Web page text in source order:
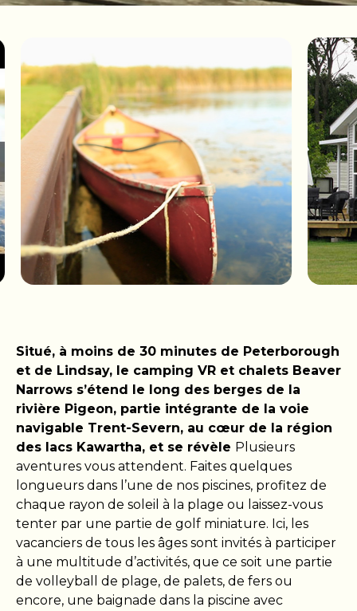
Situé, à moins de 30 minutes de Peterborough
et de Lindsay, le camping VR et chalets Beaver
Narrows s’étend le long des berges de la
rivière Pigeon, partie intégrante de la voie
navigable Trent-Severn, au cœur de la région
des lacs Kawartha, et se révèle Plusieurs
aventures vous attendent. Faites quelques
longueurs dans l’une de nos piscines, profitez de
chaque rayon de soleil à la plage ou laissez-vous
tenter par une partie de golf miniature. Ici, les
vacanciers de tous les âges sont invités à participer
à une multitude d’activités, que ce soit une partie
de volleyball de plage, de palets, de fers ou
encore, une baignade dans la piscine avec